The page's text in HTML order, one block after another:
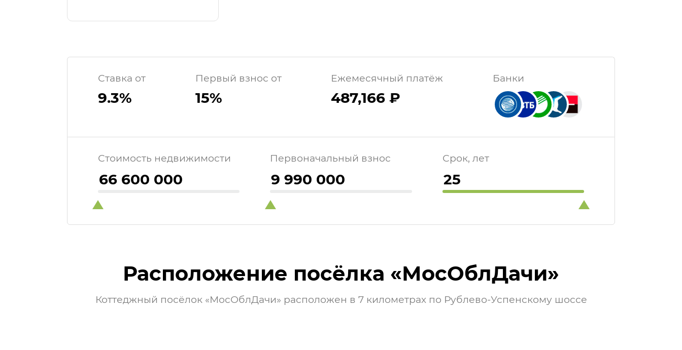
Ставка от
9.3%
Первый взнос от
15%
Ежемесячный платёж
487,166 ₽
Банки
Стоимость недвижимости Первоначальный взнос Срок, лет
Расположение посёлка «МосОблДачи»
Коттеджный посёлок «МосОблДачи» расположен в 7 километрах по Рублево-Успенскому шоссе